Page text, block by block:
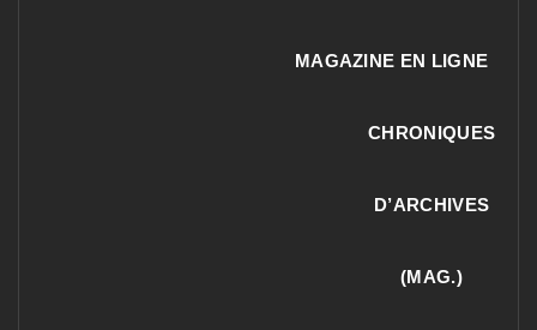
MAGAZINE EN LIGNE
CHRONIQUES
D’ARCHIVES
(MAG.)